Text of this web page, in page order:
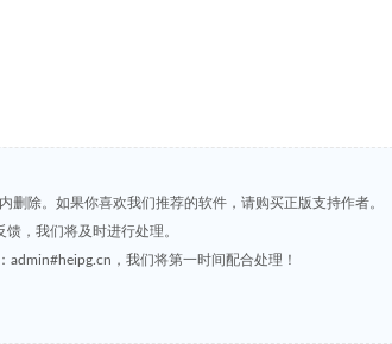
除。如果你喜欢我们推荐的软件，请购买正版支持作者。
，我们将及时进行处理。
，我们将第一时间配合处理！